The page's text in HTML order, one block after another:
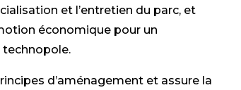
et l’entretien du parc, et
économique pour un
d’aménagement et assure la